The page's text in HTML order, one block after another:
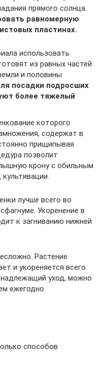
прямого солнца.
равномерную
пластинах.
использовать
из равных частей
и половины
посадки подросших
более тяжелый
которого
содержат в
прищипывая
позволит
крону с обильным
лучше всего во
Укоренение в
к загниванию нижней
Растение
и укореняется всего
уход, можно
ежегодно.
способов